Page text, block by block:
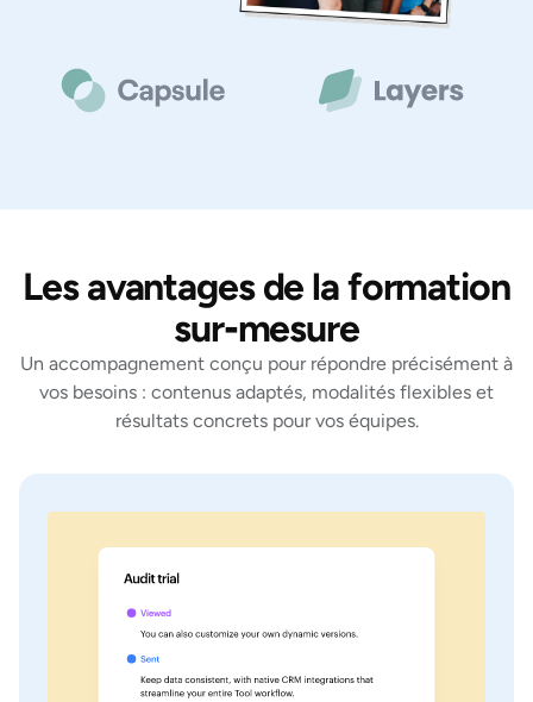
Les avantages de la formation
sur‑mesure
Un accompagnement conçu pour répondre précisément à
vos besoins : contenus adaptés, modalités flexibles et
résultats concrets pour vos équipes.